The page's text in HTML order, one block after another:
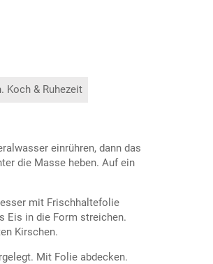
Koch & Ruhezeit
einrühren, dann das
die Masse heben. Auf ein
mit Frischhaltefolie
Eis in die Form streichen.
Kirschen.
Mit Folie abdecken.